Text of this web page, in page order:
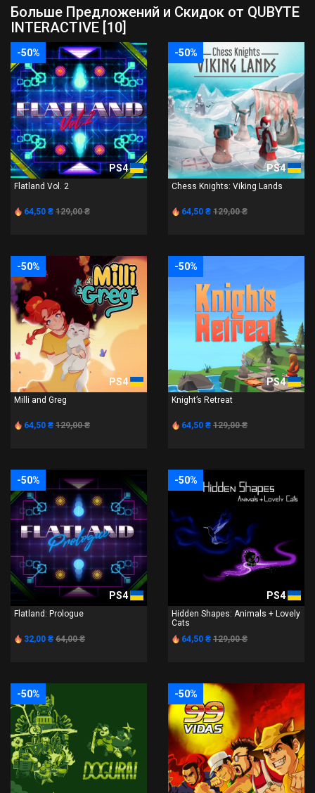
Больше Предложений и Скидок от QUBYTE
INTERACTIVE [10]
-50%
PS4
Flatland Vol. 2
64,50 ₴ 129,00 ₴
-50%
PS4
Chess Knights: Viking Lands
64,50 ₴ 129,00 ₴
-50%
PS4
Milli and Greg
64,50 ₴ 129,00 ₴
-50%
PS4
Knight’s Retreat
64,50 ₴ 129,00 ₴
-50%
PS4
Flatland: Prologue
32,00 ₴ 64,00 ₴
-50%
PS4
Hidden Shapes: Animals + Lovely
Cats
64,50 ₴ 129,00 ₴
-50% -50%